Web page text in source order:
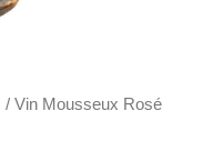
/ Vin Mousseux Rosé